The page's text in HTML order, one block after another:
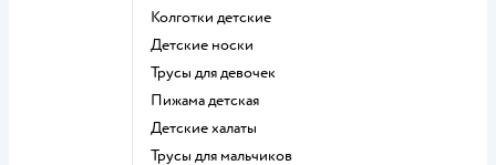
Колготки детские
Детские носки
Трусы для девочек
Пижама детская
Детские халаты
Трусы для мальчиков